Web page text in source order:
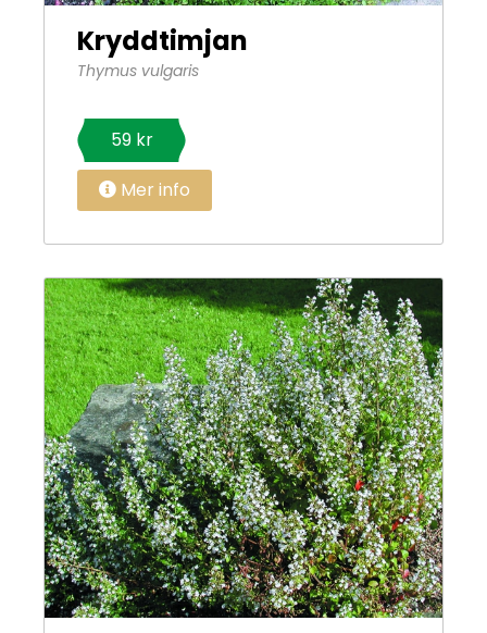
Kryddtimjan
Thymus vulgaris
59 kr
Mer info